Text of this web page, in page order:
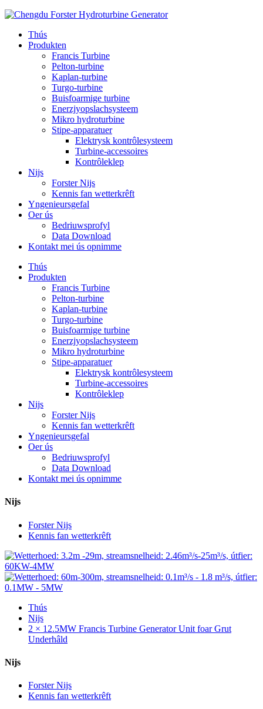
Thús
Produkten
Francis Turbine
Pelton-turbine
Kaplan-turbine
Turgo-turbine
Buisfoarmige turbine
Enerzjyopslachsysteem
Mikro hydroturbine
Stipe-apparatuer
Elektrysk kontrôlesysteem
Turbine-accessoires
Kontrôleklep
Nijs
Forster Nijs
Kennis fan wetterkrêft
Yngenieursgefal
Oer ús
Bedriuwsprofyl
Data Download
Kontakt mei ús opnimme
Thús
Produkten
Francis Turbine
Pelton-turbine
Kaplan-turbine
Turgo-turbine
Buisfoarmige turbine
Enerzjyopslachsysteem
Mikro hydroturbine
Stipe-apparatuer
Elektrysk kontrôlesysteem
Turbine-accessoires
Kontrôleklep
Nijs
Forster Nijs
Kennis fan wetterkrêft
Yngenieursgefal
Oer ús
Bedriuwsprofyl
Data Download
Kontakt mei ús opnimme
Nijs
Forster Nijs
Kennis fan wetterkrêft
Thús
Nijs
2 × 12.5MW Francis Turbine Generator Unit foar Grut
Underhâld
Nijs
Forster Nijs
Kennis fan wetterkrêft